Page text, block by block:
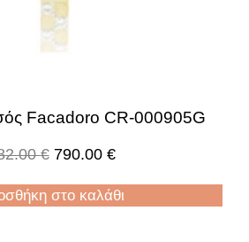
Facadoro CR-000905G
€ 790.00 €
στο καλάθι